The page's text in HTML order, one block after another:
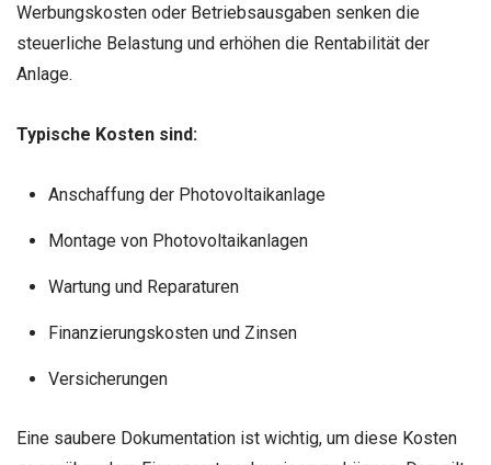
Werbungskosten oder Betriebsausgaben senken die
steuerliche Belastung und erhöhen die Rentabilität der
Anlage.
Typische Kosten sind:
Anschaffung der Photovoltaikanlage
Montage von Photovoltaikanlagen
Wartung und Reparaturen
Finanzierungskosten und Zinsen
Versicherungen
Eine saubere Dokumentation ist wichtig, um diese Kosten